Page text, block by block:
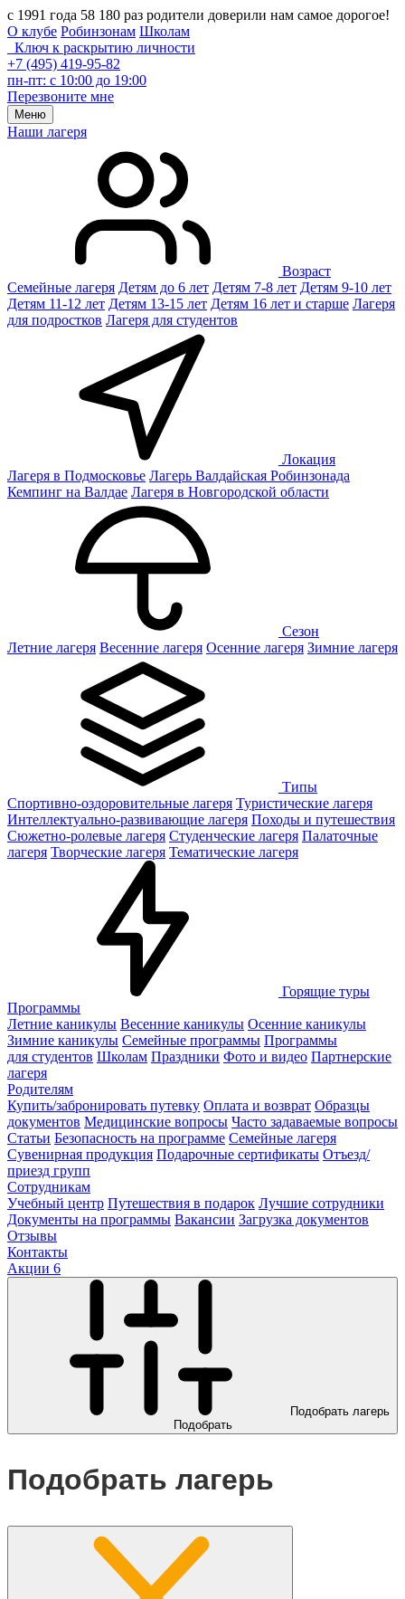
с 1991 года 58 180 раз родители доверили нам самое дорогое!
О клубе Робинзонам Школам
Ключ к раскрытию личности
+7 (495) 419-95-82
пн-пт: с 10:00 до 19:00
Перезвоните мне
Меню
Наши лагеря
Возраст
Семейные лагеря Детям до 6 лет Детям 7-8 лет Детям 9-10 лет
Детям 11-12 лет Детям 13-15 лет Детям 16 лет и старше Лагеря
для подростков Лагеря для студентов
Локация
Лагеря в Подмосковье Лагерь Валдайская Робинзонада
Кемпинг на Валдае Лагеря в Новгородской области
Сезон
Летние лагеря Весенние лагеря Осенние лагеря Зимние лагеря
Типы
Спортивно-оздоровительные лагеря Туристические лагеря
Интеллектуально-развивающие лагеря Походы и путешествия
Сюжетно-ролевые лагеря Студенческие лагеря Палаточные
лагеря Творческие лагеря Тематические лагеря
Горящие туры
Программы
Летние каникулы Весенние каникулы Осенние каникулы
Зимние каникулы Семейные программы Программы
для студентов Школам Праздники Фото и видео Партнерские
лагеря
Родителям
Купить/забронировать путевку Оплата и возврат Образцы
документов Медицинские вопросы Часто задаваемые вопросы
Статьи Безопасность на программе Семейные лагеря
Сувенирная продукция Подарочные сертификаты Отъезд/
приезд групп
Сотрудникам
Учебный центр Путешествия в подарок Лучшие сотрудники
Документы на программы Вакансии Загрузка документов
Отзывы
Контакты
Акции 6
Подобрать лагерь
Подобрать
Подобрать лагерь